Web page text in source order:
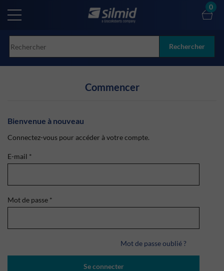
main
Rechercher
0
Commencer
Bienvenue à nouveau
Connectez-vous pour accéder à votre compte.
E-mail *
Mot de passe *
Mot de passe oublié ?
Se connecter